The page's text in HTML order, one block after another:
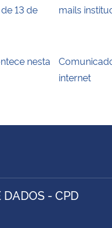
13 de
mails
nesta
internet
DADOS - CPD